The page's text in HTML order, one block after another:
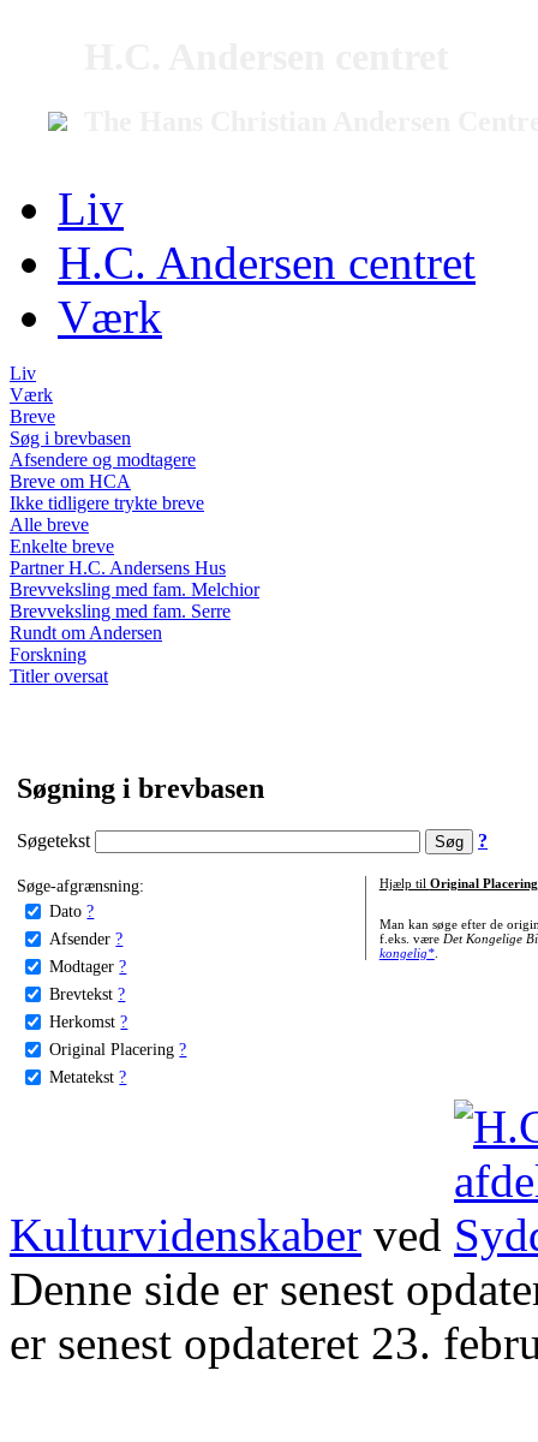
Liv
H.C. Andersen centret
Værk
Liv
Værk
Breve
Søg i brevbasen
Afsendere og modtagere
Breve om HCA
Ikke tidligere trykte breve
Alle breve
Enkelte breve
Partner H.C. Andersens Hus
Brevveksling med fam. Melchior
Brevveksling med fam. Serre
Rundt om Andersen
Forskning
Titler oversat
Søgning i brevbasen
Søgetekst ?
Søge-afgrænsning:
Dato ?
Afsender ?
Modtager ?
Brevtekst ?
Herkomst ?
Original Placering ?
Metatekst ?
Hjælp til Original Placering
Man kan søge efter de
f.eks. være Det Kongelige
kongelig*.
Kulturvidenskaber ved
Denne side er senest
er senest opdateret 23.